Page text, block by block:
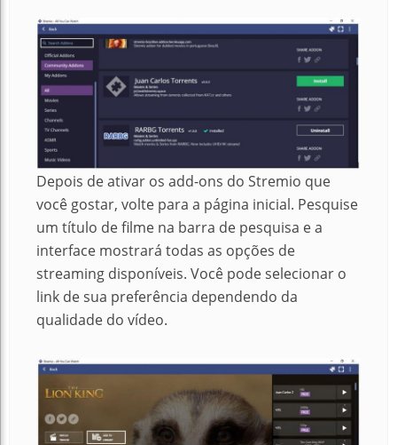
Depois de ativar os add-ons do Stremio que
você gostar, volte para a página inicial. Pesquise
um título de filme na barra de pesquisa e a
interface mostrará todas as opções de
streaming disponíveis. Você pode selecionar o
link de sua preferência dependendo da
qualidade do vídeo.